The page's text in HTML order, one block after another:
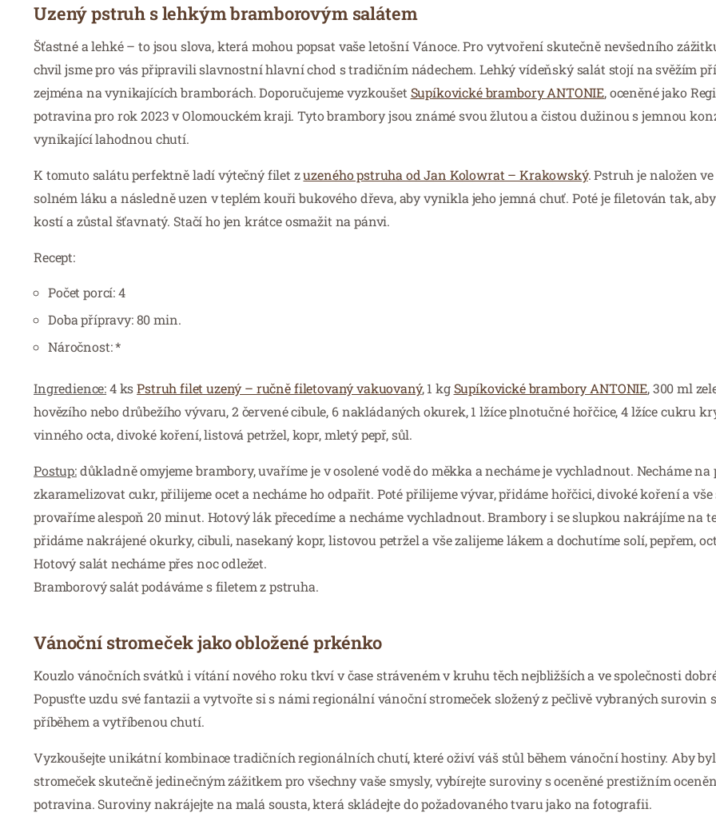
Uzený pstruh s lehkým bramborovým salátem
Šťastné a lehké – to jsou slova, která mohou popsat vaše letošní Vánoce. Pro vytvoření skutečně nevšedního
chvil jsme pro vás připravili slavnostní hlavní chod s tradičním nádechem. Lehký vídeňský salát stojí na svěžím
zejména na vynikajících bramborách. Doporučujeme vyzkoušet Supíkovické brambory ANTONIE, oceněné jako
potravina pro rok 2023 v Olomouckém kraji. Tyto brambory jsou známé svou žlutou a čistou dužinou s jemnou
vynikající lahodnou chutí.
K tomuto salátu perfektně ladí výtečný filet zuzeného pstruha od Jan Kolowrat – Krakowský. Pstruh je naložen
solném láku a následně uzen v teplém kouři bukového dřeva, aby vynikla jeho jemná chuť. Poté je filetován tak,
kostí a zůstal šťavnatý. Stačí ho jen krátce osmažit na pánvi.
Recept:
Počet porcí: 4
Doba přípravy: 80 min.
Náročnost: *
Ingredience:4 ksPstruh filet uzený – ručně filetovaný vakuovaný, 1 kg Supíkovické brambory ANTONIE, 300 ml
hovězího nebo drůbežího vývaru, 2 červené cibule, 6 nakládaných okurek, 1 lžíce plnotučné hořčice, 4 lžíce cukru
vinného octa, divoké koření, listová petržel, kopr, mletý pepř, sůl.
Postup:důkladně omyjeme brambory, uvaříme je v osolené vodě do měkka a necháme je vychladnout. Necháme na
zkaramelizovat cukr, přilijeme ocet a necháme ho odpařit. Poté přilijeme vývar, přidáme hořčici, divoké koření a vše
provaříme alespoň 20 minut. Hotový lák přecedíme a necháme vychladnout. Brambory i se slupkou nakrájíme na
přidáme nakrájené okurky, cibuli, nasekaný kopr, listovou petržel a vše zalijeme lákem a dochutíme solí, pepřem,
Hotový salát necháme přes noc odležet.
Bramborový salát podáváme s filetem z pstruha.
Vánoční stromeček jako obložené prkénko
Kouzlo vánočních svátků i vítání nového roku tkví v čase stráveném v kruhu těch nejbližších a ve společnosti
Popusťte uzdu své fantazii a vytvořte si s námi regionální vánoční stromeček složený z pečlivě vybraných surovin
příběhem a vytříbenou chutí.
Vyzkoušejte unikátní kombinace tradičních regionálních chutí, které oživí váš stůl během vánoční hostiny. Aby
stromeček skutečně jedinečným zážitkem pro všechny vaše smysly, vybírejte suroviny s oceněné prestižním
potravina. Suroviny nakrájejte na malá sousta, která skládejte do požadovaného tvaru jako na fotografii.